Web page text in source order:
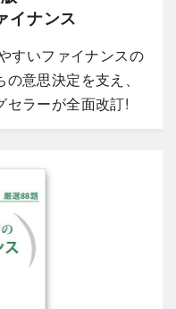
イナンス
すいファイナンスの
意思決定を支え、
セラーが全面改訂!